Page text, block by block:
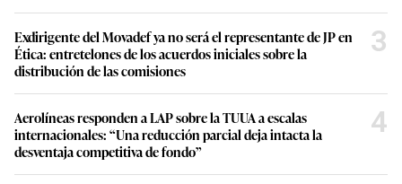
Exdirigente del Movadef ya no será el representante de JP en
Ética: entretelones de los acuerdos iniciales sobre la
distribución de las comisiones
3
Aerolíneas responden a LAP sobre la TUUA a escalas
internacionales: “Una reducción parcial deja intacta la
desventaja competitiva de fondo”
4